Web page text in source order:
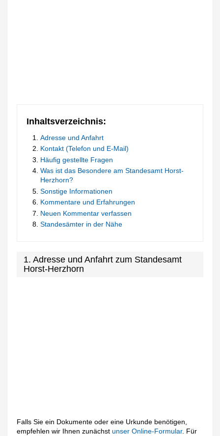
Inhaltsverzeichnis:
Adresse und Anfahrt
Kontakt (Telefon und E-Mail)
Häufig gestellte Fragen
Was ist das Besondere am Standesamt Horst-
Herzhorn?
Sonstige Informationen
Kommentare und Erfahrungen
Neuen Kommentar verfassen
Standesämter in der Nähe
1. Adresse und Anfahrt zum Standesamt
Horst-Herzhorn
Falls Sie ein Dokumente oder eine Urkunde benötigen,
empfehlen wir Ihnen zunächstunser Online-Formular. Für